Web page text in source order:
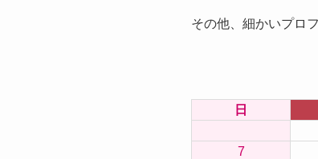
その他、細かいプロ
日
7